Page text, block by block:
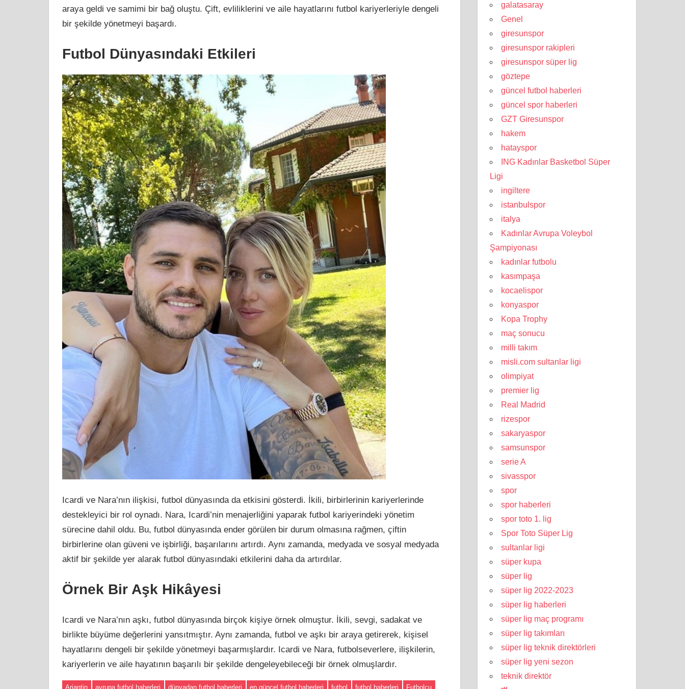
araya geldi ve samimi bir bağ oluştu. Çift, evliliklerini ve aile hayatlarını futbol kariyerleriyle dengeli
bir şekilde yönetmeyi başardı.
Futbol Dünyasındaki Etkileri
Icardi ve Nara’nın ilişkisi, futbol dünyasında da etkisini gösterdi. İkili, birbirlerinin kariyerlerinde
destekleyici bir rol oynadı. Nara, Icardi’nin menajerliğini yaparak futbol kariyerindeki yönetim
sürecine dahil oldu. Bu, futbol dünyasında ender görülen bir durum olmasına rağmen, çiftin
birbirlerine olan güveni ve işbirliği, başarılarını artırdı. Aynı zamanda, medyada ve sosyal medyada
aktif bir şekilde yer alarak futbol dünyasındaki etkilerini daha da artırdılar.
Örnek Bir Aşk Hikâyesi
Icardi ve Nara’nın aşkı, futbol dünyasında birçok kişiye örnek olmuştur. İkili, sevgi, sadakat ve
birlikte büyüme değerlerini yansıtmıştır. Aynı zamanda, futbol ve aşkı bir araya getirerek, kişisel
hayatlarını dengeli bir şekilde yönetmeyi başarmışlardır. Icardi ve Nara, futbolseverlere, ilişkilerin,
kariyerlerin ve aile hayatının başarılı bir şekilde dengeleyebileceği bir örnek olmuşlardır.
Arjantin avrupa futbol haberleri dünyadan futbol haberleri en güncel futbol haberleri futbol futbol haberleri Futbolcu
galatasaray
Genel
giresunspor
giresunspor rakipleri
giresunspor süper lig
göztepe
güncel futbol haberleri
güncel spor haberleri
GZT Giresunspor
hakem
hatayspor
ING Kadınlar Basketbol Süper
Ligi
ingiltere
istanbulspor
italya
Kadınlar Avrupa Voleybol
Şampiyonası
kadınlar futbolu
kasımpaşa
kocaelispor
konyaspor
Kopa Trophy
maç sonucu
milli takım
misli.com sultanlar ligi
olimpiyat
premier lig
Real Madrid
rizespor
sakaryaspor
samsunspor
serie A
sivasspor
spor
spor haberleri
spor toto 1. lig
Spor Toto Süper Lig
sultanlar ligi
süper kupa
süper lig
süper lig 2022-2023
süper lig haberleri
süper lig maç programı
süper lig takımları
süper lig teknik direktörleri
süper lig yeni sezon
teknik direktör